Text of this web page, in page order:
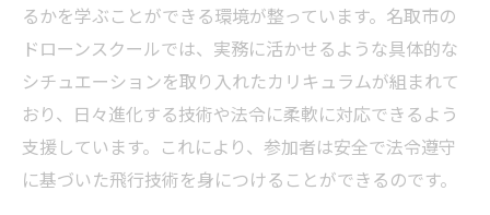
るかを学ぶことができる環境が整っています。名取市の
ドローンスクールでは、実務に活かせるような具体的な
シチュエーションを取り入れたカリキュラムが組まれて
おり、日々進化する技術や法令に柔軟に対応できるよう
支援しています。これにより、参加者は安全で法令遵守
に基づいた飛行技術を身につけることができるのです。